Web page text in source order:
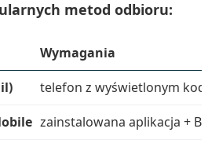
metod odbioru:
Wymagania
telefon z wyświetlonym
zainstalowana aplikacja +